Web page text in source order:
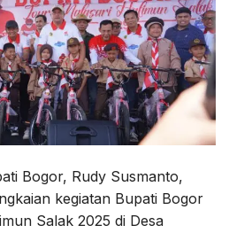
Bogor, Rudy Susmanto,
kegiatan Bupati Bogor
Salak 2025 di Desa